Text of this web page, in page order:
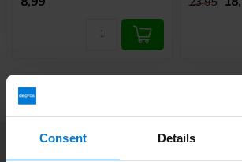
Consent Details